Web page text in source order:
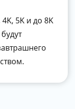
5K и до 8K